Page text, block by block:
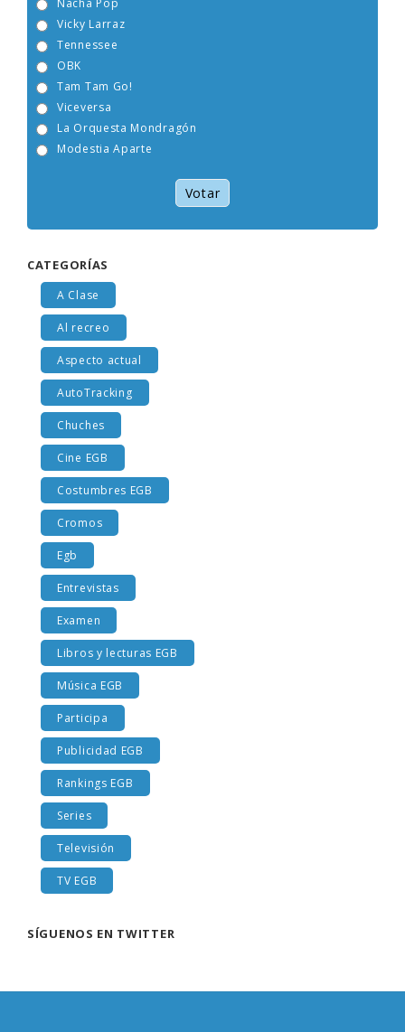
Nacha Pop
Vicky Larraz
Tennessee
OBK
Tam Tam Go!
Viceversa
La Orquesta Mondragón
Modestia Aparte
Votar
CATEGORÍAS
A Clase
Al recreo
Aspecto actual
AutoTracking
Chuches
Cine EGB
Costumbres EGB
Cromos
Egb
Entrevistas
Examen
Libros y lecturas EGB
Música EGB
Participa
Publicidad EGB
Rankings EGB
Series
Televisión
TV EGB
SÍGUENOS EN TWITTER